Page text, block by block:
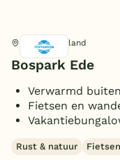
Ede, Gelderland
Bospark Ede
Verwarmd
Fietsen en
Rust & natuur Fietsen